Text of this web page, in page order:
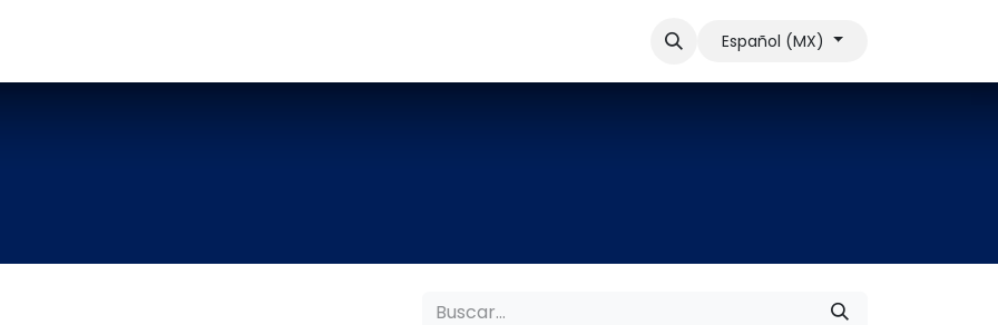
Contactar ventas
Español (MX)